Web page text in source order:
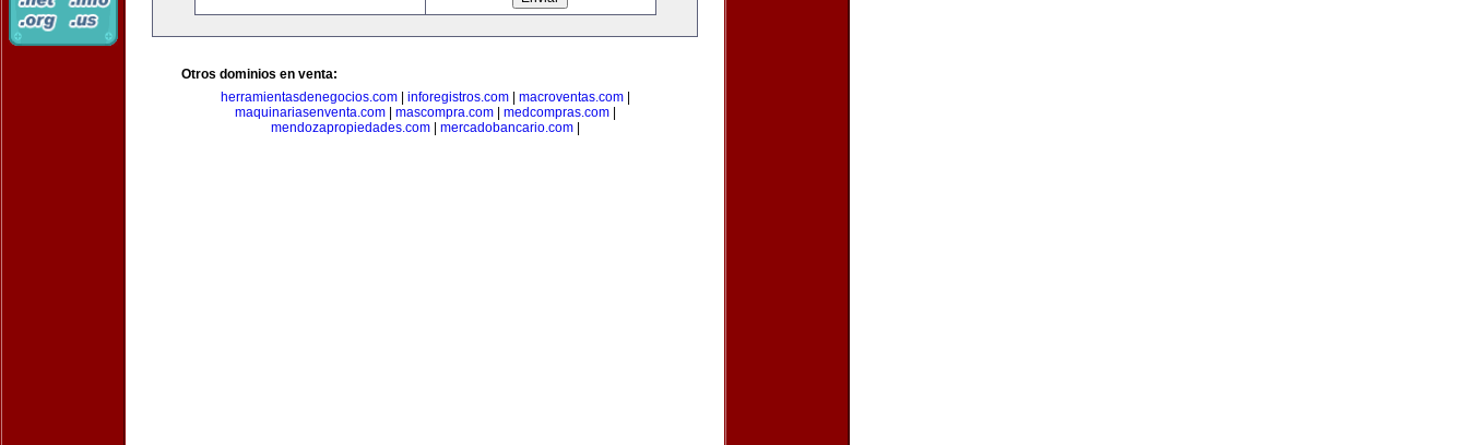
Otros dominios en venta:
herramientasdenegocios.com| inforegistros.com| macroventas.com|
maquinariasenventa.com| mascompra.com| medcompras.com|
mendozapropiedades.com| mercadobancario.com|